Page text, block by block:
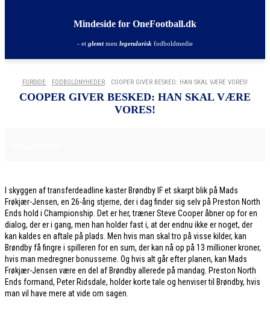
Mindeside for OneFootball.dk
- et glemtmen legendarisk fodboldmedie
FORSIDE FODBOLDNYHEDER COOPER GIVER BESKED: HAN SKAL VÆRE VORES!
COOPER GIVER BESKED: HAN SKAL VÆRE
VORES!
I skyggen af transferdeadline kaster Brøndby IF et skarpt blik på Mads
Frøkjær-Jensen, en 26-årig stjerne, der i dag finder sig selv på Preston North
Ends hold i Championship. Det er her, træner Steve Cooper åbner op for en
dialog, der er i gang, men han holder fast i, at der endnu ikke er noget, der
kan kaldes en aftale på plads. Men hvis man skal tro på visse kilder, kan
Brøndby få fingre i spilleren for en sum, der kan nå op på 13 millioner kroner,
hvis man medregner bonusserne. Og hvis alt går efter planen, kan Mads
Frøkjær-Jensen være en del af Brøndby allerede på mandag. Preston North
Ends formand, Peter Ridsdale, holder korte tale og henviser til Brøndby, hvis
man vil have mere at vide om sagen.